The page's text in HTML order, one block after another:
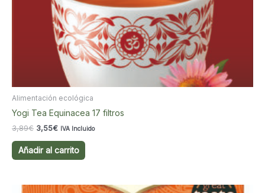
Alimentación ecológica
Yogi Tea Equinacea 17 filtros
3,89€ El
original
era:
3,55€El
actual
es:
IVA Incluido
Añadir al carrito